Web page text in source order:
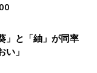
」と「紬」が同率
」